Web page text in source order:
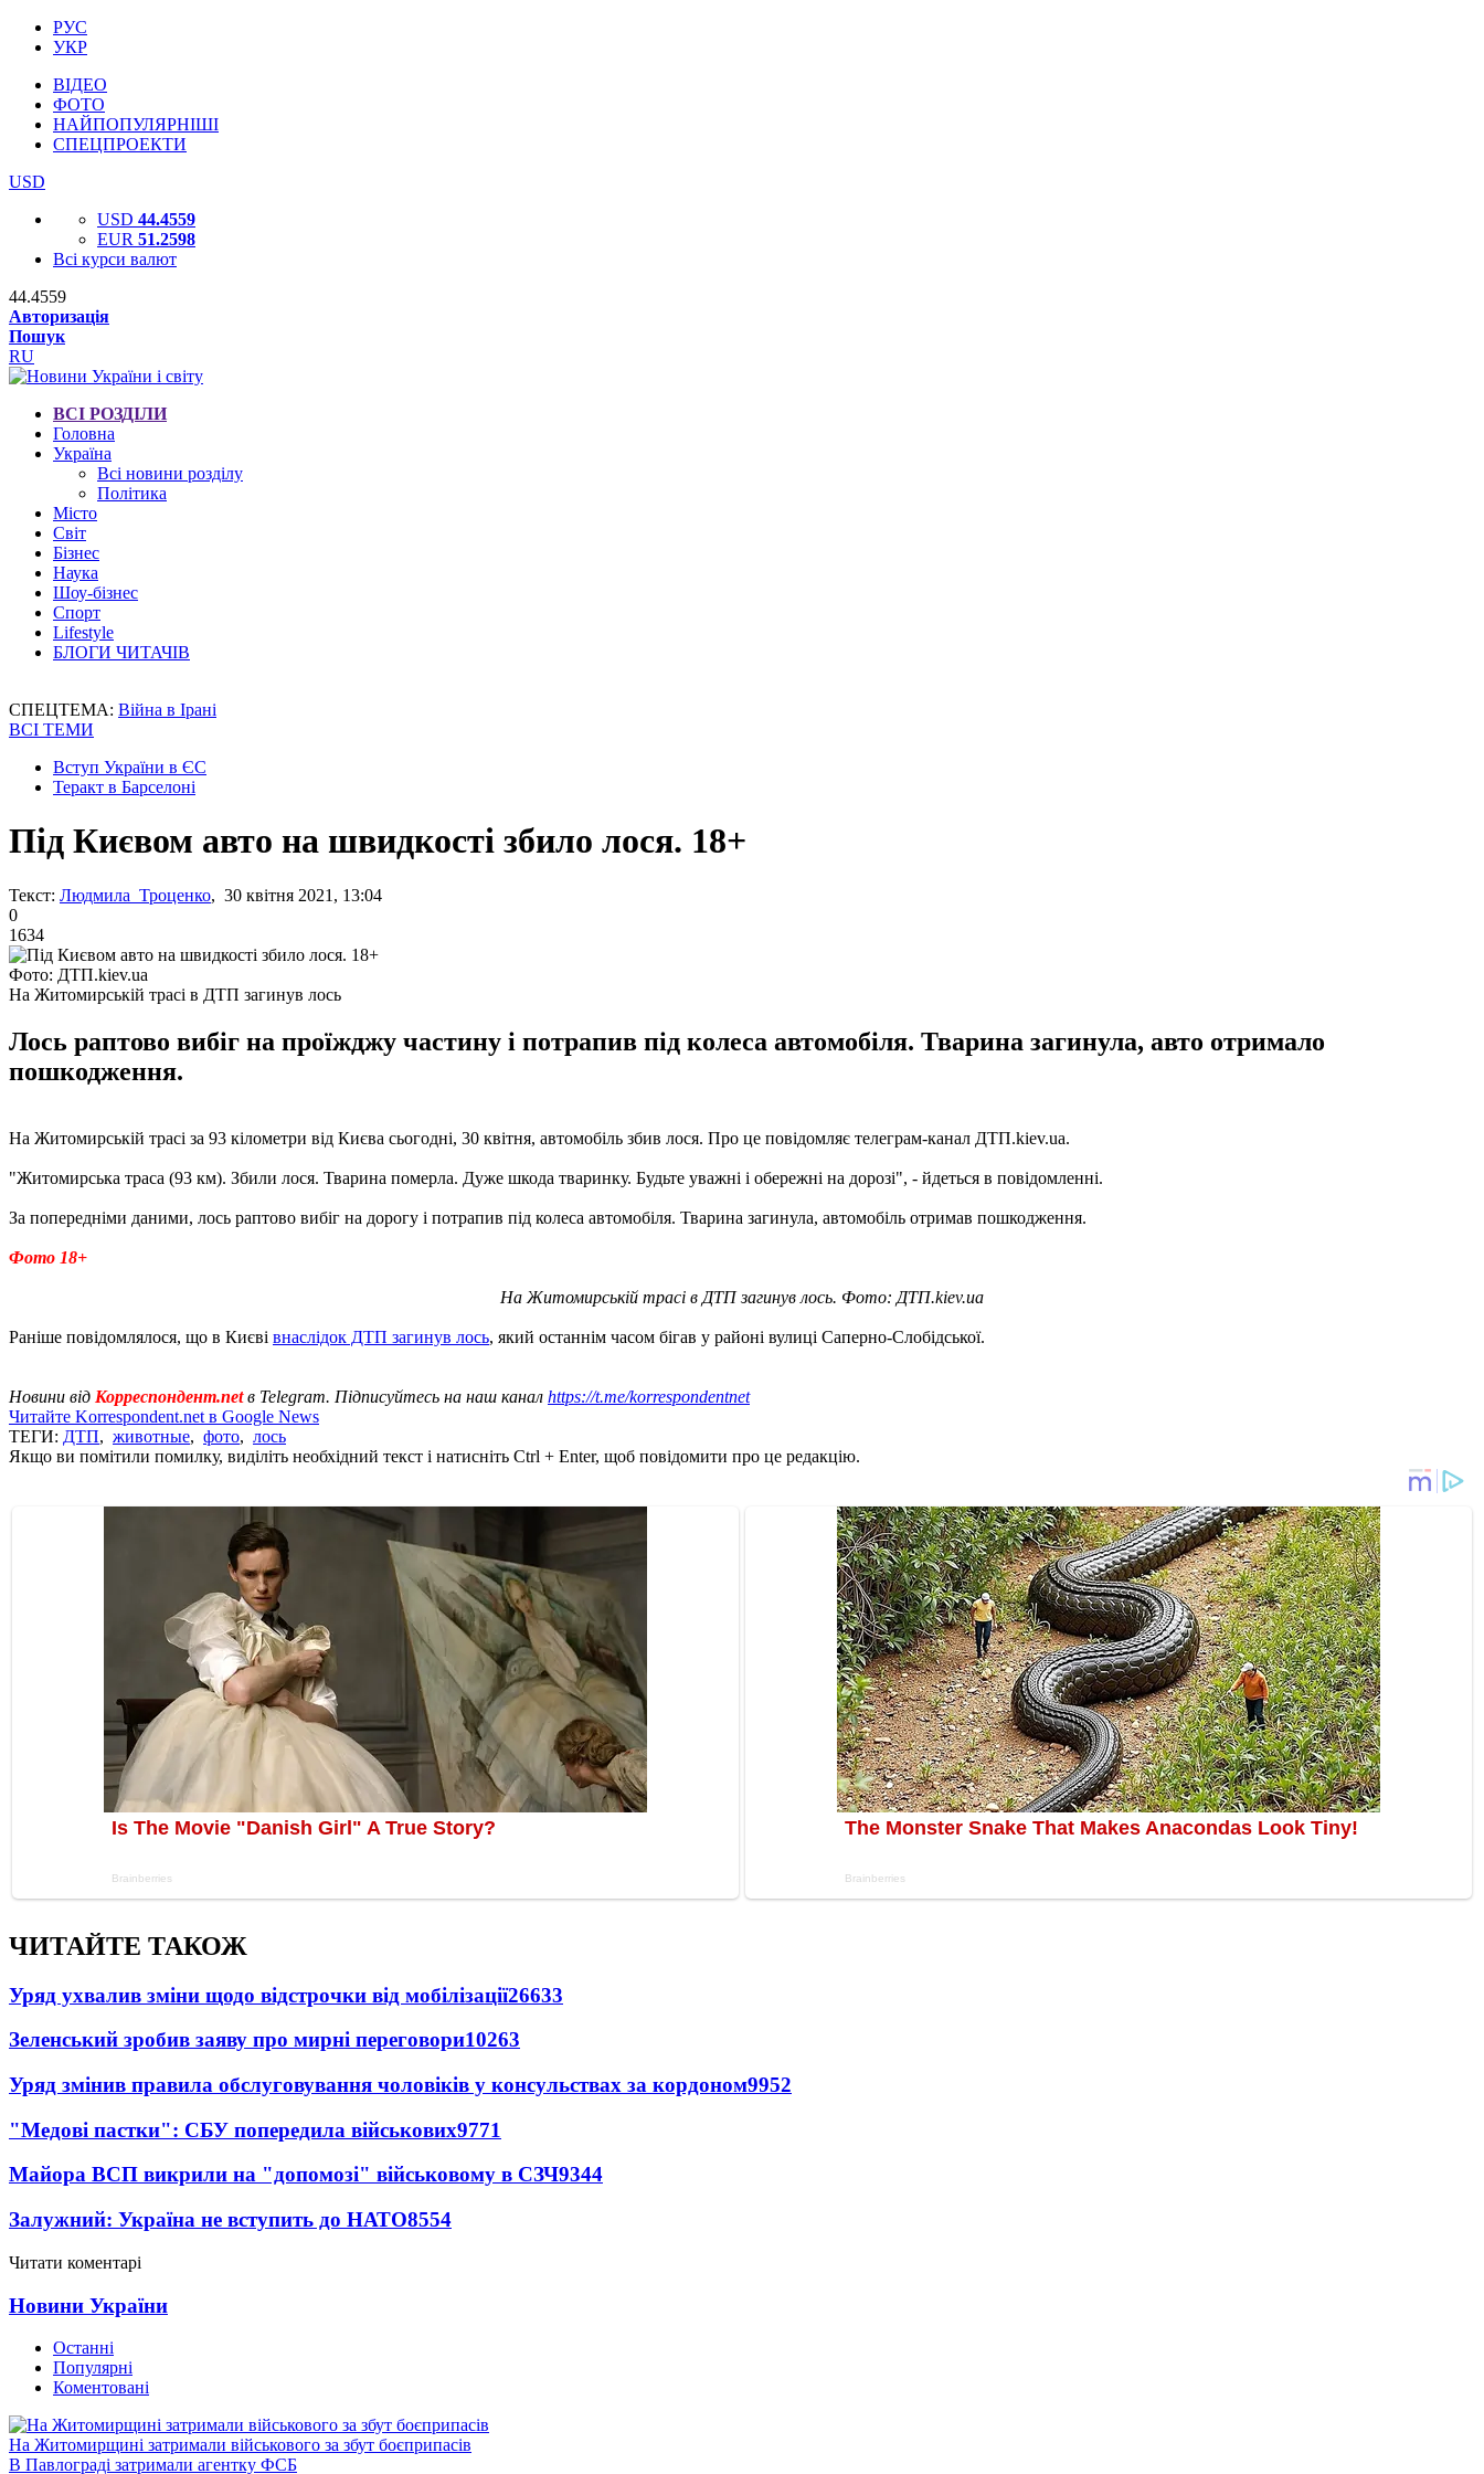
РУС
УКР
ВІДЕО
ФОТО
НАЙПОПУЛЯРНІШІ
СПЕЦПРОЕКТИ
USD
USD 44.4559
EUR 51.2598
Всі курси валют
44.4559
Авторизація
Пошук
RU
ВСІ РОЗДІЛИ
Головна
Україна
Всі новини розділу
Політика
Місто
Світ
Бізнес
Наука
Шоу-бізнес
Спорт
Lifestyle
БЛОГИ ЧИТАЧІВ
СПЕЦТЕМА: Війна в Ірані
ВСІ ТЕМИ
Вступ України в ЄС
Теракт в Барселоні
Під Києвом авто на швидкості збило лося. 18+
Текст: Людмила Троценко, 30 квітня 2021, 13:04
0
1634
Фото: ДТП.kiev.ua
На Житомирській трасі в ДТП загинув лось
Лось раптово вибіг на проїжджу частину і потрапив під колеса автомобіля. Тварина загинула, авто отримало
пошкодження.
На Житомирській трасі за 93 кілометри від Києва сьогодні, 30 квітня, автомобіль збив лося. Про це повідомляє телеграм-канал ДТП.kiev.ua.
"Житомирська траса (93 км). Збили лося. Тварина померла. Дуже шкода тваринку. Будьте уважні і обережні на дорозі", - йдеться в повідомленні.
За попередніми даними, лось раптово вибіг на дорогу і потрапив під колеса автомобіля. Тварина загинула, автомобіль отримав пошкодження.
Фото 18+
На Житомирській трасі в ДТП загинув лось. Фото: ДТП.kiev.ua
Раніше повідомлялося, що в Києві внаслідок ДТП загинув лось, який останнім часом бігав у районі вулиці Саперно-Слобідської.
Новини від Корреспондент.netв Telegram. Підписуйтесь на наш канал https://t.me/korrespondentnet
Читайте Korrespondent.net в Google News
ТЕГИ: ДТП, животные, фото, лось
Якщо ви помітили помилку, виділіть необхідний текст і натисніть Ctrl + Enter, щоб повідомити про це редакцію.
ЧИТАЙТЕ ТАКОЖ
Уряд ухвалив зміни щодо відстрочки від мобілізації26633
Зеленський зробив заяву про мирні переговори10263
Уряд змінив правила обслуговування чоловіків у консульствах за кордоном9952
"Медові пастки": СБУ попередила військових9771
Майора ВСП викрили на "допомозі" військовому в СЗЧ9344
Залужний: Україна не вступить до НАТО8554
Читати коментарі
Новини України
Останні
Популярні
Коментовані
На Житомирщині затримали військового за збут боєприпасів
В Павлограді затримали агентку ФСБ